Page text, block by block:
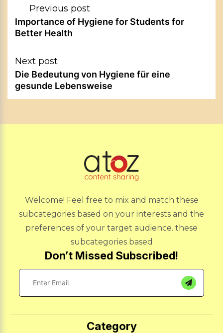
Post
navigation
Previous post
Importance of Hygiene for Students for
Better Health
Next post
Die Bedeutung von Hygiene für eine
gesunde Lebensweise
Welcome! Feel free to mix and match these
subcategories based on your interests and the
preferences of your target audience. these
subcategories based
Don’t Missed Subscribed!
Category